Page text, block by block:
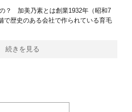
？ 加美乃素とは創業1932年（昭和7
で歴史のある会社で作られている育毛
続きを見る